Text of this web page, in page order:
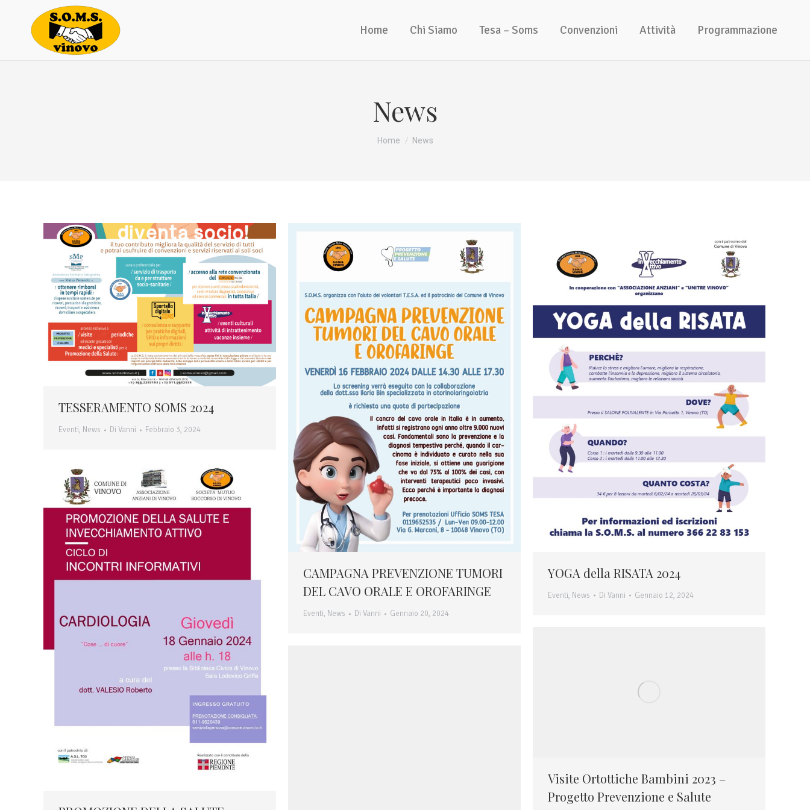
Home Chi Siamo Tesa – Soms Convenzioni Attività Programmazione
News
Tu sei qui:
Home News
TESSERAMENTO SOMS 2024
Eventi, News Di Vanni Febbraio 3, 2024
CAMPAGNA PREVENZIONE TUMORI
DEL CAVO ORALE E OROFARINGE
Eventi, News Di Vanni Gennaio 20, 2024
YOGA della RISATA 2024
Eventi, News Di Vanni Gennaio 12, 2024
Visite Ortottiche Bambini 2023 –
Progetto Prevenzione e Salute